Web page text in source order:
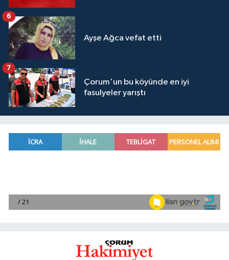
Ayşe Ağca vefat etti
6
Çorum'un bu köyünde en iyi
fasulyeler yarıştı
7